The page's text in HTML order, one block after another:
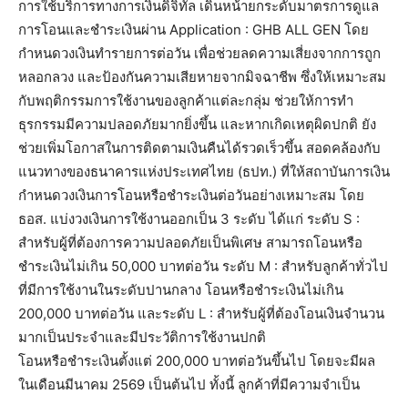
การใช้บริการทางการเงินดิจิทัล เดินหน้ายกระดับมาตรการดูแล
การโอนและชำระเงินผ่าน Application : GHB ALL GEN โดย
กำหนดวงเงินทำรายการต่อวัน เพื่อช่วยลดความเสี่ยงจากการถูก
หลอกลวง และป้องกันความเสียหายจากมิจฉาชีพ ซึ่งให้เหมาะสม
กับพฤติกรรมการใช้งานของลูกค้าแต่ละกลุ่ม ช่วยให้การทำ
ธุรกรรมมีความปลอดภัยมากยิ่งขึ้น และหากเกิดเหตุผิดปกติ ยัง
ช่วยเพิ่มโอกาสในการติดตามเงินคืนได้รวดเร็วขึ้น สอดคล้องกับ
แนวทางของธนาคารแห่งประเทศไทย (ธปท.) ที่ให้สถาบันการเงิน
กำหนดวงเงินการโอนหรือชำระเงินต่อวันอย่างเหมาะสม โดย
ธอส. แบ่งวงเงินการใช้งานออกเป็น 3 ระดับ ได้แก่ ระดับ S :
สำหรับผู้ที่ต้องการความปลอดภัยเป็นพิเศษ สามารถโอนหรือ
ชำระเงินไม่เกิน 50,000 บาทต่อวัน ระดับ M : สำหรับลูกค้าทั่วไป
ที่มีการใช้งานในระดับปานกลาง โอนหรือชำระเงินไม่เกิน
200,000 บาทต่อวัน และระดับ L : สำหรับผู้ที่ต้องโอนเงินจำนวน
มากเป็นประจำและมีประวัติการใช้งานปกติ
โอนหรือชำระเงินตั้งแต่ 200,000 บาทต่อวันขึ้นไป โดยจะมีผล
ในเดือนมีนาคม 2569 เป็นต้นไป ทั้งนี้ ลูกค้าที่มีความจำเป็น